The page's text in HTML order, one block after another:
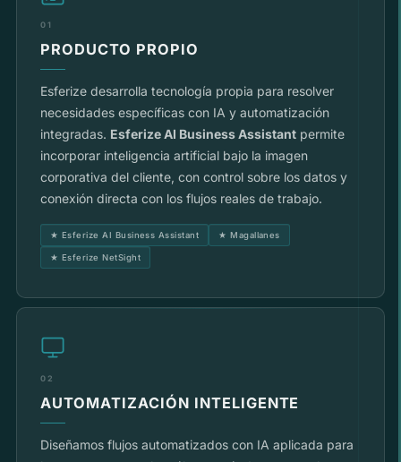
01
PRODUCTO PROPIO
Esferize desarrolla tecnología propia para resolver
necesidades específicas con IA y automatización
integradas. Esferize AI Business Assistant permite
incorporar inteligencia artificial bajo la imagen
corporativa del cliente, con control sobre los datos y
conexión directa con los flujos reales de trabajo.
★ Esferize AI Business Assistant ★ Magallanes
★ Esferize NetSight
02
AUTOMATIZACIÓN INTELIGENTE
Diseñamos flujos automatizados con IA aplicada para